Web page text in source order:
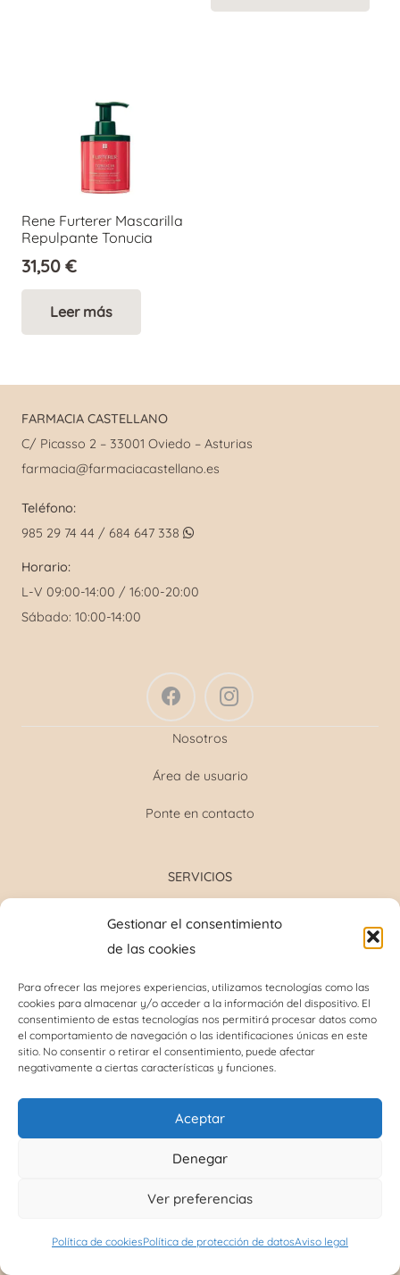
Gestionar el consentimiento
de las cookies
Para ofrecer las mejores experiencias, utilizamos tecnologías como las
cookies para almacenar y/o acceder a la información del dispositivo. El
consentimiento de estas tecnologías nos permitirá procesar datos como
el comportamiento de navegación o las identificaciones únicas en este
sitio. No consentir o retirar el consentimiento, puede afectar
negativamente a ciertas características y funciones.
Aceptar
Denegar
Ver preferencias
Política de cookiesPolítica de protección de datosAviso legal
Rene Furterer Mascarilla
Repulpante Tonucia
31,50 €
Leer más
FARMACIA CASTELLANO
C/ Picasso 2 – 33001 Oviedo – Asturias
farmacia@farmaciacastellano.es
Teléfono:
985 29 74 44 / 684 647 338
Horario:
L-V 09:00-14:00 / 16:00-20:00
Sábado: 10:00-14:00
Nosotros
Área de usuario
Ponte en contacto
SERVICIOS
Determinación glucosa y colesterol total
Perforación del lóbulo de la oreja
Análisis capilar
INFORMACIÓN DE INTERÉS
Términos y condiciones
Política de protección de datos
Política de devoluciones y reembolsos